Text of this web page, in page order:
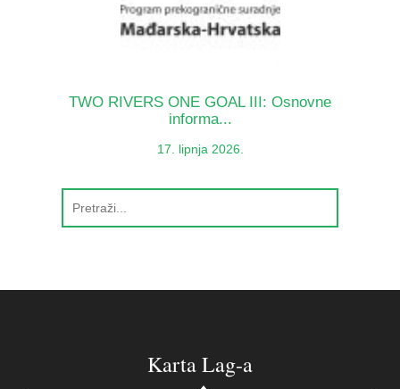
TWO RIVERS ONE GOAL III: Osnovne
informa...
17. lipnja 2026.
Karta Lag-a